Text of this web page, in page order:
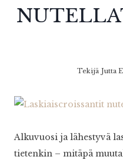
Tekijä Jutta
Alkuvuosi ja lähestyvä
tietenkin – mitäpä